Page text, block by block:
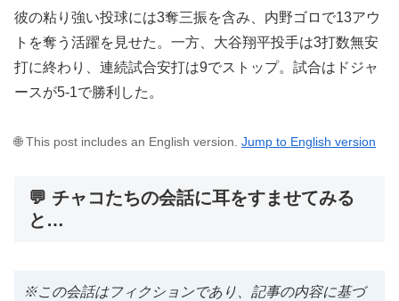
彼の粘り強い投球には3奪三振を含み、内野ゴロで13アウ
トを奪う活躍を見せた。一方、大谷翔平投手は3打数無安
打に終わり、連続試合安打は9でストップ。試合はドジャ
ースが5-1で勝利した。
🌐 This post includes an English version. Jump to English version
💬 チャコたちの会話に耳をすませてみる
と…
※この会話はフィクションであり、記事の内容に基づ